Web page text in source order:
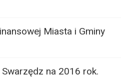
Miasta i Gminy
na 2016 rok.